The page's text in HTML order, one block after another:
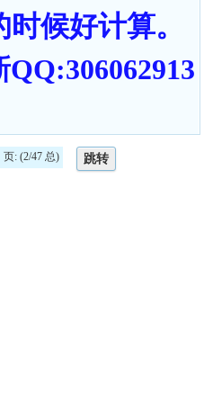
候好计算。
QQ:306062913
页: (2/47 总) 跳转